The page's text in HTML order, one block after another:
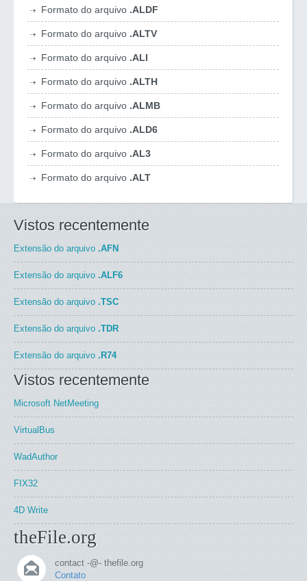
Formato do arquivo .ALDF
Formato do arquivo .ALTV
Formato do arquivo .ALI
Formato do arquivo .ALTH
Formato do arquivo .ALMB
Formato do arquivo .ALD6
Formato do arquivo .AL3
Formato do arquivo .ALT
Vistos recentemente
Extensão do arquivo .AFN
Extensão do arquivo .ALF6
Extensão do arquivo .TSC
Extensão do arquivo .TDR
Extensão do arquivo .R74
Vistos recentemente
Microsoft NetMeeting
VirtualBus
WadAuthor
FIX32
4D Write
theFile.org
contact -@- thefile.org
Contato